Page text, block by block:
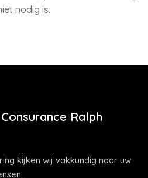
nodig is.
Ralph
kijken wij vakkundig naar uw